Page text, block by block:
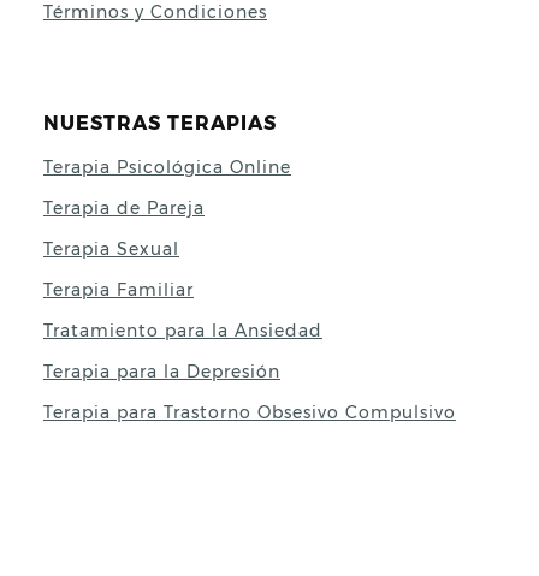
Términos y Condiciones
NUESTRAS TERAPIAS
Terapia Psicológica Online
Terapia de Pareja
Terapia Sexual
Terapia Familiar
Tratamiento para la Ansiedad
Terapia para la Depresión
Terapia para Trastorno Obsesivo Compulsivo